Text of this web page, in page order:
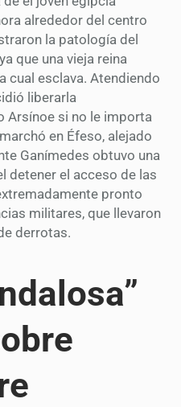
alrededor del centro
la patologí­a del
que una vieja reina
cual esclava. Atendiendo
liberarla
Arsínoe si no le importa
en Éfeso, alejado
Ganímedes obtuvo una
detener el acceso de las
pronto
militares, que llevaron
derrotas.